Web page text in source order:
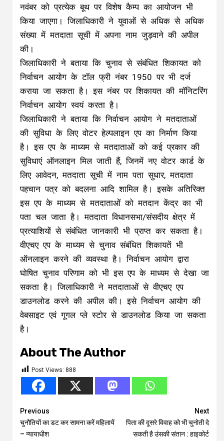
नवंबर को प्रत्येक बूथ पर विशेष कैम्प का आयोजन भी
किया जाएगा। जिलाधिकारी ने युवाओं से अधिक से अधिक
संख्या में मतदाता सूची में अपना नाम जुड़वाने की अपील
की।
जिलाधिकारी ने बताया कि चुनाव से संबंधित शिकायत को
निर्वाचन आयोग के टॉल फ्री नंबर 1950 पर भी दर्ज
कराया जा सकता है। इस नंबर पर शिकायत की मॉनिटरिंग
निर्वाचन आयोग स्वयं करता है।
जिलाधिकारी ने बताया कि निर्वाचन आयोग ने मतदाताओं
की सुविधा के लिए वोटर हेल्पलाइन एप का निर्माण किया
है। इस एप के माध्यम से मतदाताओं को कई प्रकार की
सुविधाएं ऑनलाइन मिल जाती हैं, जिनमें नए वोटर कार्ड के
लिए आवेदन, मतदाता सूची में नाम पता सुधार, मतदाता
पहचान पत्र को बदलना आदि शामिल है। इसके अतिरिक्त
इस एप के माध्यम से मतदाताओं को मतदान केंद्र का भी
पता चल जाता है। मतदाता विधानसभा/संसदीय क्षेत्र में
प्रत्याशियों से संबंधित जानकारी भी प्राप्त कर सकता है।
वीएचए एप के माध्यम से चुनाव संबंधित शिकायतें भी
ऑनलाइन करने की व्यवस्था है। निर्वाचन आयोग द्वारा
घोषित चुनाव परिणाम को भी इस एप के माध्यम से देखा जा
सकता है। जिलाधिकारी ने मतदाताओं से वीएचए एप
डाउनलोड करने की अपील की। इसे निर्वाचन आयोग की
वेबसाइट एवं गूगल प्ले स्टोर से डाउनलोड किया जा सकता
है।
About The Author
Post Views: 888
Continue
Reading
Previous
चुनौतियों का डट कर सामना करें महिलायें
– न्यायाधीश
Next
पिता की दूसरे विवाह को भी चुनोती दे
सकती है उंसकी संतान : हाइकोर्ट